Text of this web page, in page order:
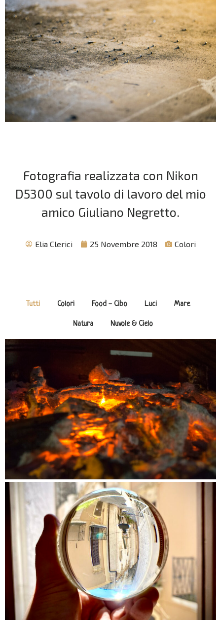
Fotografia realizzata con Nikon
D5300 sul tavolo di lavoro del mio
amico Giuliano Negretto.
Elia Clerici 25 Novembre 2018 Colori
Tutti Colori Food - Cibo Luci Mare
Natura Nuvole & Cielo